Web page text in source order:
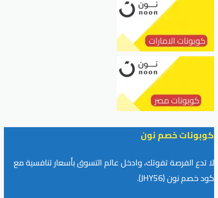
كوبونات خصم نون
لا تدع الفرصة تفوتك، وادخل عالم التسوق بأسعار تنافسية مع
كود خصم نون (JHY56).